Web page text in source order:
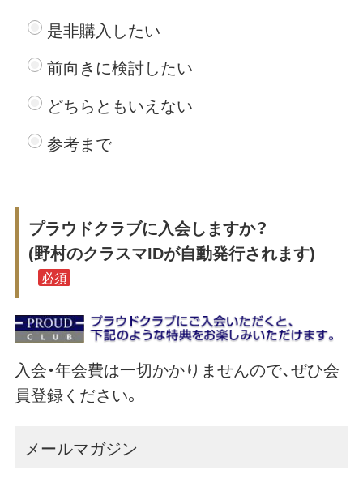
是非購入したい
前向きに検討したい
どちらともいえない
参考まで
プラウドクラブに入会しますか？
(野村のクラスマIDが自動発行されます)
必須
入会・年会費は一切かかりませんので、ぜひ会
員登録ください。
メールマガジン